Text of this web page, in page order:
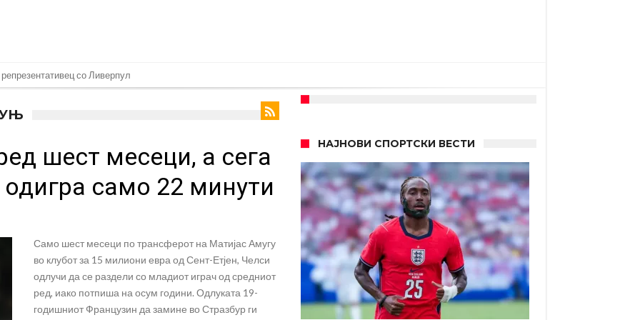
со Ливерпул
Манчестер доаѓа во Јувентус!
сака да се засили од Реал Мадрид!
прогноза: “Тие ќе ја освојат Премиер лигата, а причината е едноставна”
во Барселона, Реал Мадрид е информиран
во Реал Мадрид до 2032 година
Формула 1: Не можеме да одиме толку далеку!
на Ливерпул за трансферот ан Бредли Баркола?
шест месеци, а сега
само 22 минути
Само шест месеци по трансферот на Матијас Амугу
во клубот за 15 милиони евра од Сент-Етјен, Челси
одлучи да се раздели со младиот играч од средниот
ред, иако потпиша на осум години. Одлуката 19-
годишниот Французин да замине во Стразбур ги
НАЈНОВИ СПОРТСКИ ВЕСТИ